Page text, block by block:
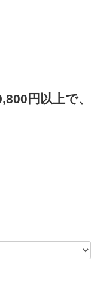
円以上で、